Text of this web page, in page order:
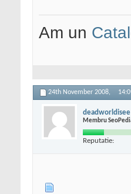
Am un
24th November 2008,
deadworldisee
Membru
Reputatie: